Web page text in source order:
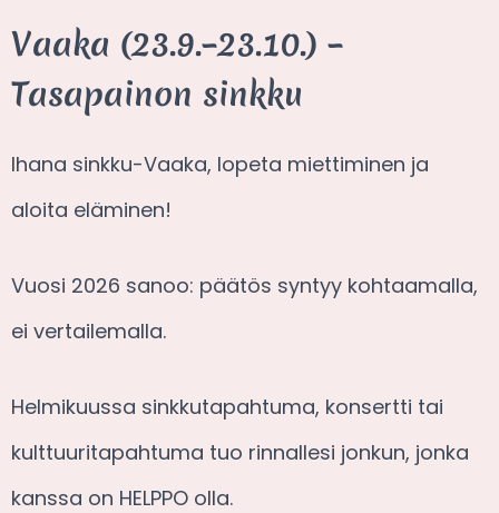
Vaaka (23.9.–23.10.) –
Tasapainon sinkku
Ihana sinkku-Vaaka, lopeta miettiminen ja
aloita eläminen!
Vuosi 2026 sanoo: päätös syntyy kohtaamalla,
ei vertailemalla.
Helmikuussa sinkkutapahtuma, konsertti tai
kulttuuritapahtuma tuo rinnallesi jonkun, jonka
kanssa on HELPPO olla.